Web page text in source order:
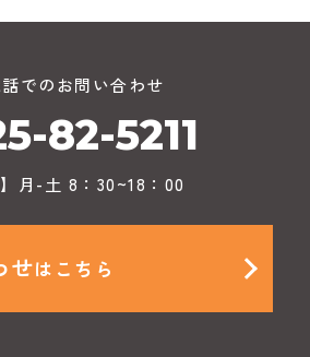
でのお問い合わせ
82-5211
】月-土 8：30~18：00
せはこちら